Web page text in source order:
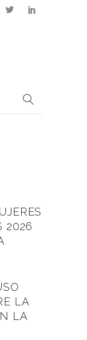
2026
LA
LA